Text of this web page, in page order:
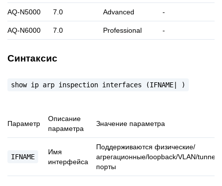
AQ-N5000 7.0 Advanced -
AQ-N6000 7.0 Professional -
Синтаксис
show ip arp inspection interfaces (IFNAME| )
Параметр
Описание
параметра
Значение параметра
IFNAME
Имя
интерфейса
Поддерживаются физические/
агрегационные/loopback/VLAN/tunnel
порты